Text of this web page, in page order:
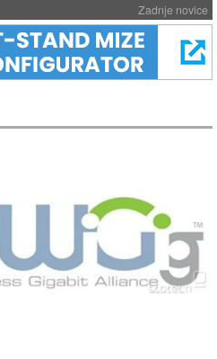
Zadnje novice